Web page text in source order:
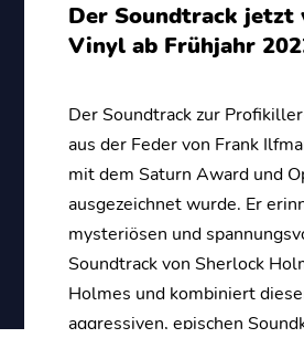
Der Soundtrack jetzt
Vinyl ab Frühjahr
Der Soundtrack zur
aus der Feder von Frank
mit dem Saturn Award und
ausgezeichnet wurde. Er
mysteriösen und
Soundtrack von Sherlock
Holmes und kombiniert
aggressiven, epischen